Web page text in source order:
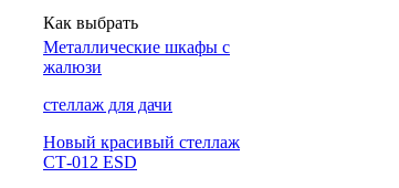
Как выбрать
Металлические шкафы с
жалюзи
cтеллаж для дачи
Новый красивый стеллаж
СТ-012 ESD